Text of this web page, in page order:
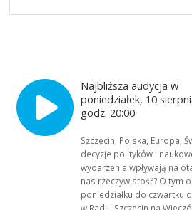
Najbliższa audycja w
poniedziałek, 10
godz. 20:00
Szczecin, Polska, Europa,
decyzje polityków i
wydarzenia wpływają na
nas rzeczywistość? O tym
poniedziałku do czwartku
w Radiu Szczecin na